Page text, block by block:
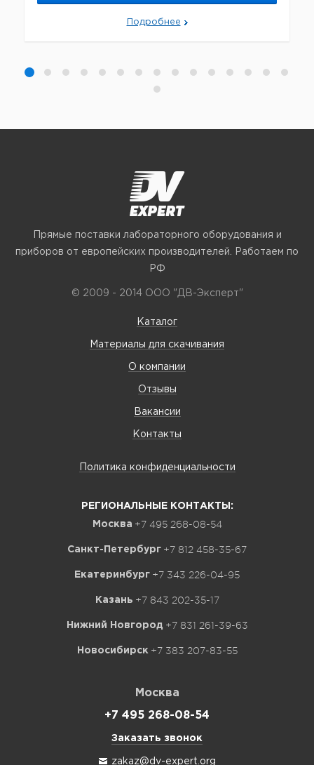
Подробнее
Прямые поставки лабораторного оборудования и
приборов от европейских производителей. Работаем по
РФ
© 2009 - 2014 ООО "ДВ-Эксперт"
Каталог
Материалы для скачивания
О компании
Отзывы
Вакансии
Контакты
Политика конфиденциальности
РЕГИОНАЛЬНЫЕ КОНТАКТЫ:
Москва +7 495 268-08-54
Санкт-Петербург +7 812 458-35-67
Екатеринбург +7 343 226-04-95
Казань +7 843 202-35-17
Нижний Новгород +7 831 261-39-63
Новосибирск +7 383 207-83-55
Москва
+7 495 268-08-54
Заказать звонок
zakaz@dv-expert.org